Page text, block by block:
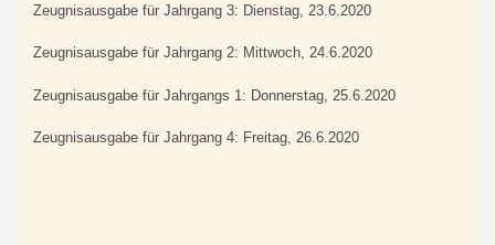
Zeugnisausgabe für Jahrgang 3: Dienstag, 23.6.2020
Zeugnisausgabe für Jahrgang 2: Mittwoch, 24.6.2020
Zeugnisausgabe für Jahrgangs 1: Donnerstag, 25.6.2020
Zeugnisausgabe für Jahrgang 4: Freitag, 26.6.2020